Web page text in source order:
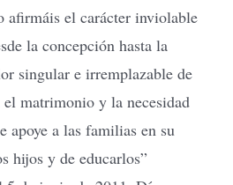
afirmáis el carácter inviolable
la concepción hasta la
singular e irremplazable de
matrimonio y la necesidad
apoye a las familias en su
hijos y de educarlos”